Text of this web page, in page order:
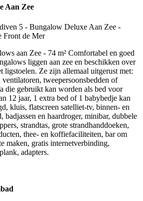
Aan Zee
aan Zee - 74 m² Comfortabel en goed
liggen aan zee en beschikken over
ligstoelen. Ze zijn allemaal uitgerust met:
tweepersoonsbedden of
die gebruikt kan worden als bed voor
12 jaar, 1 extra bed of 1 babybedje kan
kluis, flatscreen satelliet-tv, binnen- en
badjassen en haardroger, minibar, dubbele
strandtas, grote strandhanddoeken,
thee- en koffiefaciliteiten, bar om
maken, gratis internetverbinding,
adapters.